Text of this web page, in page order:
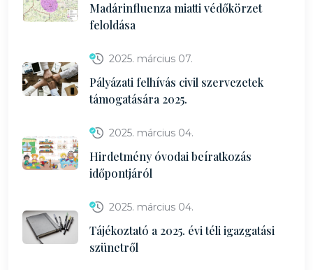
Madárinfluenza miatti védőkörzet
feloldása
2025. március 07.
Pályázati felhívás civil szervezetek
támogatására 2025.
2025. március 04.
Hirdetmény óvodai beíratkozás
időpontjáról
2025. március 04.
Tájékoztató a 2025. évi téli igazgatási
szünetről